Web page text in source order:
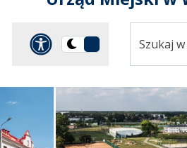
Panel
Przełącz
ciemną
serwisie